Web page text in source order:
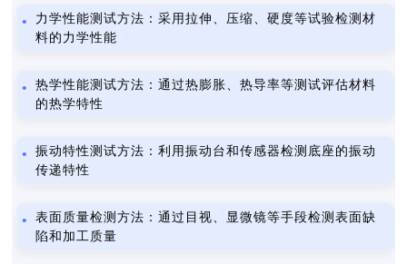
力学性能测试方法：采用拉伸、压缩、硬度等试验检测材
料的力学性能
热学性能测试方法：通过热膨胀、热导率等测试评估材料
的热学特性
振动特性测试方法：利用振动台和传感器检测底座的振动
传递特性
表面质量检测方法：通过目视、显微镜等手段检测表面缺
陷和加工质量